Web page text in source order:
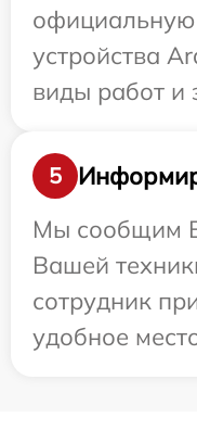
устройства
виды работ и
5
Мы сообщим
Вашей
сотрудник
удобное